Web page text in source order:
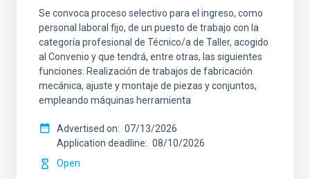
Se convoca proceso selectivo para el ingreso, como
personal laboral fijo, de un puesto de trabajo con la
categoría profesional de Técnico/a de Taller, acogido
al Convenio y que tendrá, entre otras, las siguientes
funciones: Realización de trabajos de fabricación
mecánica, ajuste y montaje de piezas y conjuntos,
empleando máquinas herramienta
Advertised on
07/13/2026
Application deadline
08/10/2026
Open